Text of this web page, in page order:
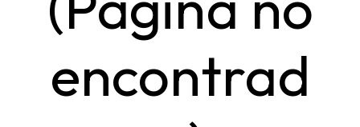
encontrad